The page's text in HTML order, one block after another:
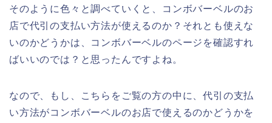
そのように色々と調べていくと、コンボバーベルのお
店で代引の支払い方法が使えるのか？それとも使えな
いのかどうかは、コンボバーベルのページを確認すれ
ばいいのでは？と思ったんですよね。
なので、もし、こちらをご覧の方の中に、代引の支払
い方法がコンボバーベルのお店で使えるのかどうかを